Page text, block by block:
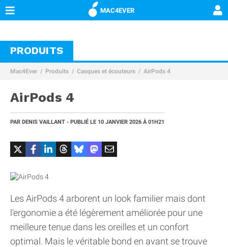
MAC4EVER
PRODUITS
Mac4Ever Produits Casques et écouteurs AirPods 4
AirPods 4
PAR DENIS VAILLANT - PUBLIÉ LE 10 JANVIER 2026 À 01H21
Les AirPods 4 arborent un look familier mais dont
l'ergonomie a été légèrement améliorée pour une
meilleure tenue dans les oreilles et un confort
optimal. Mais le véritable bond en avant se trouve